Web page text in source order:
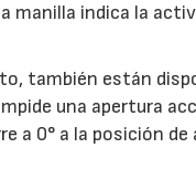
manilla indica la
también están
una apertura
a 0° a la posición